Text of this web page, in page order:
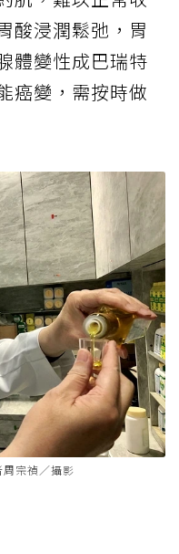
酸浸潤鬆弛，胃
體變性成巴瑞特
癌變，需按時做
宗禎／攝影